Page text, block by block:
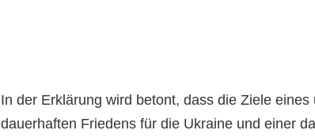
In der Erklärung wird betont, dass die Ziele
dauerhaften Friedens für die Ukraine und einer